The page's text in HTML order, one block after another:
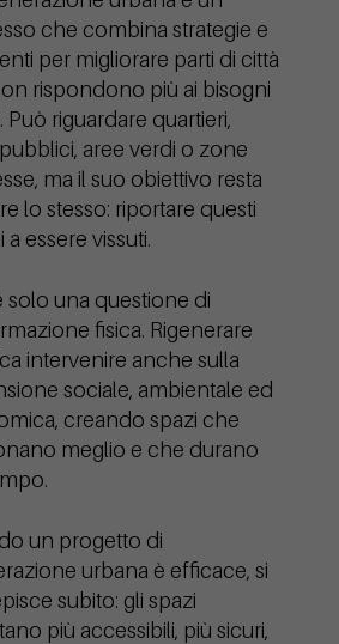
che combina strategie e
per migliorare parti di città
rispondono più ai bisogni
Può riguardare quartieri,
aree verdi o zone
ma il suo obiettivo resta
lo stesso: riportare questi
a essere vissuti.
solo una questione di
fisica. Rigenerare
intervenire anche sulla
sociale, ambientale ed
creando spazi che
meglio e che durano
un progetto di
urbana è efficace, si
subito: gli spazi
più accessibili, più sicuri,